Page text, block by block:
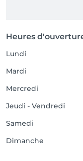
Heures
Lundi
Mardi
Mercredi
Jeudi - Vendredi
Samedi
Dimanche